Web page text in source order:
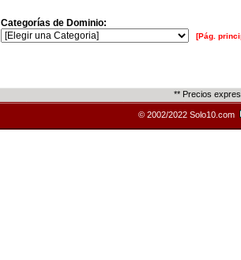
Categorías de Dominio:
[Pág.
** Precios
© 2002/2022 Solo10.com